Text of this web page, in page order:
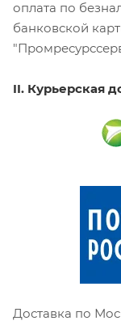
оплата по
банковской
II. Курьерская
Доставка по